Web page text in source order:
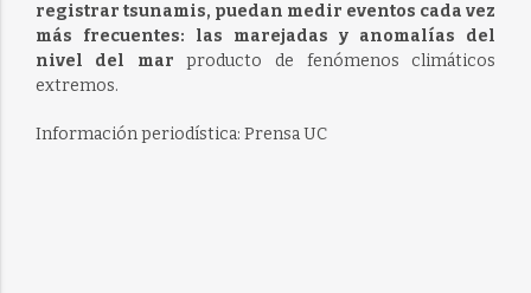
registrar tsunamis, puedan medir eventos cada vez
más frecuentes: las marejadas y anomalías del
nivel del mar producto de fenómenos climáticos
extremos.
Información periodística: Prensa UC